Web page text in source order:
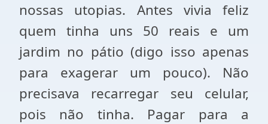
nossas utopias. Antes vivia feliz
quem tinha uns 50 reais e um
jardim no pátio (digo isso apenas
para exagerar um pouco). Não
precisava recarregar seu celular,
pois não tinha. Pagar para a